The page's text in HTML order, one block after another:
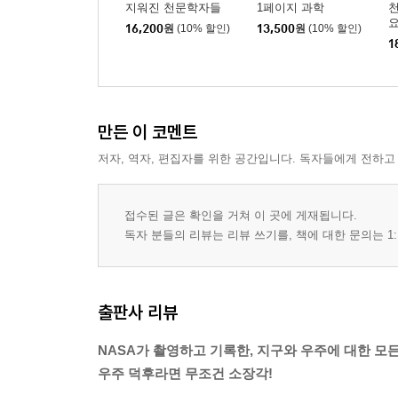
지워진 천문학자들
16,200원 (10% 할인)
1페이지 과학
13,500원 (10% 할인)
만든 이 코멘트
저자, 역자, 편집자를 위한 공간입니다. 독자들에게 전하
접수된 글은 확인을 거쳐 이 곳에 게재됩니다.
독자 분들의 리뷰는 리뷰 쓰기를, 책에 대한 문의는
출판사 리뷰
NASA가 촬영하고 기록한, 지구와 우주에 대한 모
우주 덕후라면 무조건 소장각!